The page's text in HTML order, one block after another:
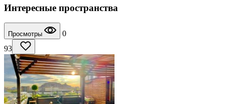
Интересные пространства
Просмотры
0
93